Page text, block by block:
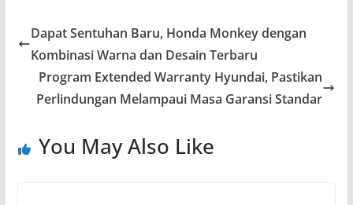
Dapat Sentuhan Baru, Honda Monkey dengan
Kombinasi Warna dan Desain Terbaru
Program Extended Warranty Hyundai, Pastikan
Perlindungan Melampaui Masa Garansi Standar
You May Also Like